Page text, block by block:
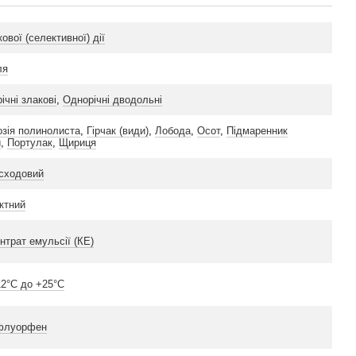
(селективної) дії
злакові, Однорічні дводольні
полинолиста, Гірчак (види), Лобода, Осот, Підмаренник
, Портулак, Щириця
емульсії (КЕ)
до +25°C